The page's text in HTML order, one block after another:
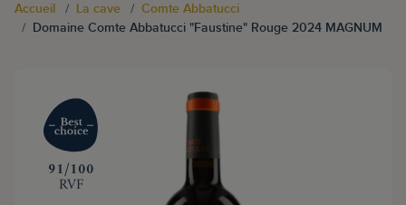
Accueil La cave
Comte Abbatucci
Domaine Comte Abbatucci "Faustine" Rouge 2024 MAGNUM
‍91/100
RVF